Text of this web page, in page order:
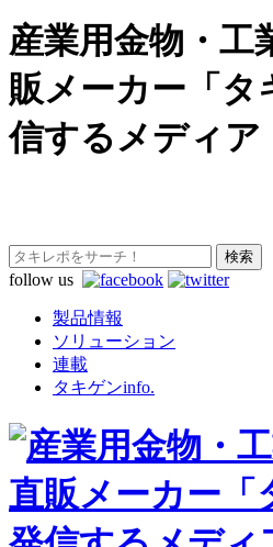
産業用金物・工
販メーカー「タ
信するメディア
follow us
製品情報
ソリューション
連載
タキゲンinfo.